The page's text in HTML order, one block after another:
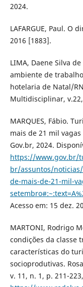
2024.
LAFARGUE, Paul. O
2016 [1883].
LIMA, Daene Silva
ambiente de
hotelaria de Natal/
Multidisciplinar,
MARQUES, Fábio.
mais de 21 mil
Gov.br, 2024.
https://www.gov.br/
br/assuntos/
de-mais-de-21-mil-
Acesso em: 15 dez.
MARTONI, Rodrigo
condições da classe
características do
socioprodutivas.
v. 11, n. 1, p. 211-